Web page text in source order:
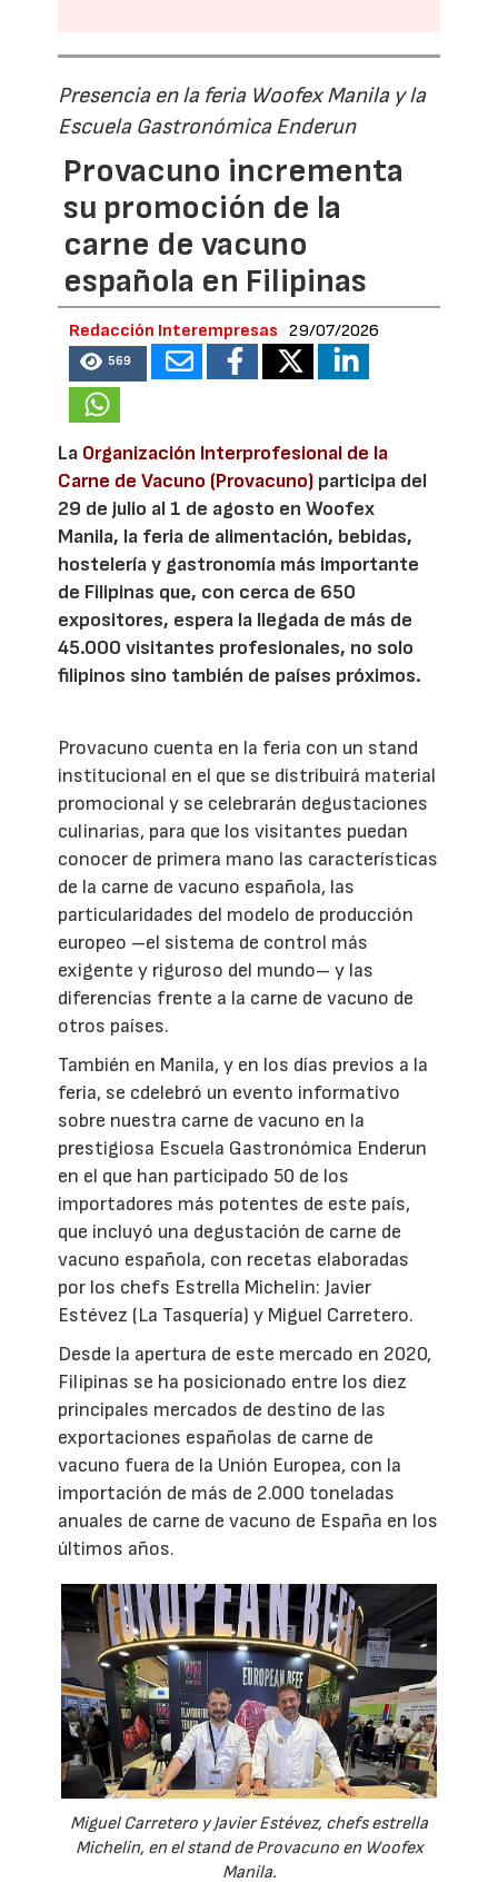
Presencia en la feria Woofex Manila y la
Escuela Gastronómica Enderun
Provacuno incrementa
su promoción de la
carne de vacuno
española en Filipinas
Redacción Interempresas 29/07/2026
569
La Organización Interprofesional de la
Carne de Vacuno (Provacuno) participa del
29 de julio al 1 de agosto en Woofex
Manila, la feria de alimentación, bebidas,
hostelería y gastronomía más importante
de Filipinas que, con cerca de 650
expositores, espera la llegada de más de
45.000 visitantes profesionales, no solo
filipinos sino también de países próximos.
Provacuno cuenta en la feria con un stand
institucional en el que se distribuirá material
promocional y se celebrarán degustaciones
culinarias, para que los visitantes puedan
conocer de primera mano las características
de la carne de vacuno española, las
particularidades del modelo de producción
europeo –el sistema de control más
exigente y riguroso del mundo– y las
diferencias frente a la carne de vacuno de
otros países.
También en Manila, y en los días previos a la
feria, se cdelebró un evento informativo
sobre nuestra carne de vacuno en la
prestigiosa Escuela Gastronómica Enderun
en el que han participado 50 de los
importadores más potentes de este país,
que incluyó una degustación de carne de
vacuno española, con recetas elaboradas
por los chefs Estrella Michelin: Javier
Estévez (La Tasquería) y Miguel Carretero.
Desde la apertura de este mercado en 2020,
Filipinas se ha posicionado entre los diez
principales mercados de destino de las
exportaciones españolas de carne de
vacuno fuera de la Unión Europea, con la
importación de más de 2.000 toneladas
anuales de carne de vacuno de España en los
últimos años.
Miguel Carretero y Javier Estévez, chefs estrella
Michelin, en el stand de Provacuno en Woofex
Manila.